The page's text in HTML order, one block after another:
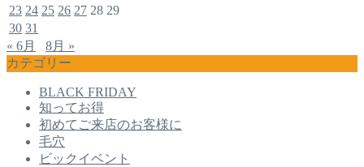
23 24 25 26 27 28 29
30 31
« 6月
8月 »
カテゴリー
BLACK FRIDAY
知ってお得
初めてご来店のお客様に
毛穴
ビックイベント